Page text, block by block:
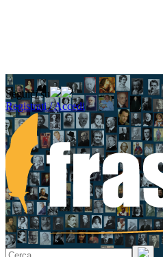
Seguici su
Registrati / Accedi